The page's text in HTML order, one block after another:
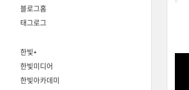
블로그홈
태그로그
한빛+
한빛미디어
한빛아카데미